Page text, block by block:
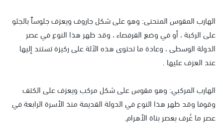
الهارب المقوس المنحنى: وهو على شكل جاروف ويعزف جلوساً بالجثو
على الركبة ، أو في وضع القرفصاء ، وقد ظهر هذا النوع في عصر
الدولة الوسطى ، وعادة ما تحتوى هذه الآلة على ركيزة تستند إليها
عند العزف عليها .
الهارب المركبي: وهو مقوس على شكل مركب ويعزف على الكتف
وقوفا وقد ظهر هذا النوع في الدولة القديمة منذ الأسرة الرابعة في
عصر ما عُرف بعصر بناة الأهرام.